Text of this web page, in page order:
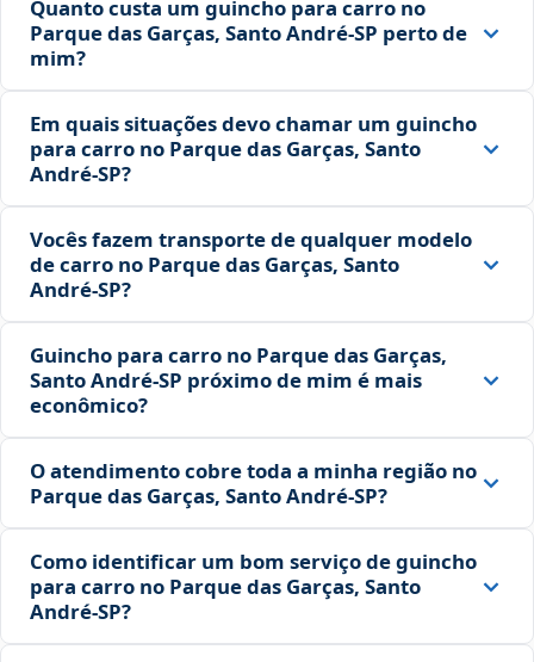
Quanto custa um guincho para carro no
Parque das Garças, Santo André‑SP perto de
mim?
Em quais situações devo chamar um guincho
para carro no Parque das Garças, Santo
André‑SP?
Vocês fazem transporte de qualquer modelo
de carro no Parque das Garças, Santo
André‑SP?
Guincho para carro no Parque das Garças,
Santo André‑SP próximo de mim é mais
econômico?
O atendimento cobre toda a minha região no
Parque das Garças, Santo André‑SP?
Como identificar um bom serviço de guincho
para carro no Parque das Garças, Santo
André‑SP?